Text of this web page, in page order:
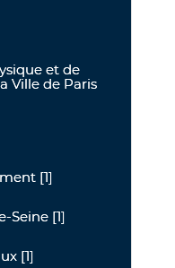
Chimie Industrielles de la
et de
Ville de Paris
[1]
Seine [1]
[1]